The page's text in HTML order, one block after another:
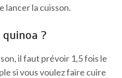
lancer la cuisson.
?
il faut prévoir 1,5 fois le
si vous voulez faire cuire